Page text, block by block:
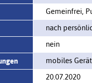
Gemeinfrei,
nach
nein
mobiles Gerät
20.07.2020